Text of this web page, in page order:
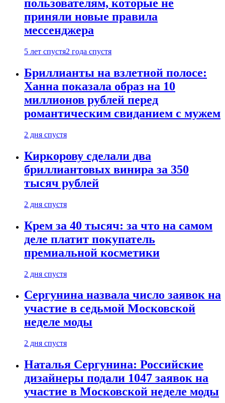
пользователям, которые не
приняли новые правила
мессенджера
5 лет спустя2 года спустя
Бриллианты на взлетной полосе:
Ханна показала образ на 10
миллионов рублей перед
романтическим свиданием с мужем
2 дня спустя
Киркорову сделали два
бриллиантовых винира за 350
тысяч рублей
2 дня спустя
Крем за 40 тысяч: за что на самом
деле платит покупатель
премиальной косметики
2 дня спустя
Сергунина назвала число заявок на
участие в седьмой Московской
неделе моды
2 дня спустя
Наталья Сергунина: Российские
дизайнеры подали 1047 заявок на
участие в Московской неделе моды